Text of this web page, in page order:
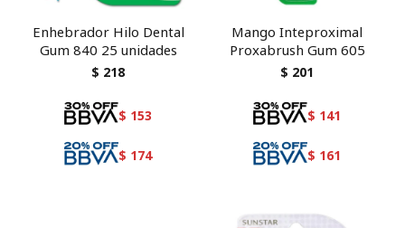
Enhebrador Hilo Dental
Gum 840 25 unidades
$ 218
$ 153
$ 174
Mango Inteproximal
Proxabrush Gum 605
$ 201
$ 141
$ 161